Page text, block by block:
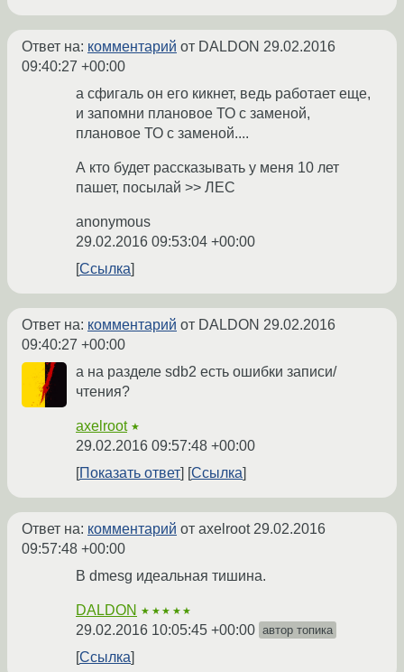
Ответ на: комментарий от DALDON 29.02.2016
09:40:27 +00:00
а сфигаль он его кикнет, ведь работает еще,
и запомни плановое ТО с заменой,
плановое ТО с заменой....
А кто будет рассказывать у меня 10 лет
пашет, посылай >> ЛЕС
anonymous
29.02.2016 09:53:04 +00:00
Ссылка
Ответ на: комментарий от DALDON 29.02.2016
09:40:27 +00:00
а на разделе sdb2 есть ошибки записи/
чтения?
axelroot ★
29.02.2016 09:57:48 +00:00
Показать ответ
Ссылка
Ответ на: комментарий от axelroot29.02.2016
09:57:48 +00:00
В dmesg идеальная тишина.
DALDON ★★★★★
29.02.2016 10:05:45 +00:00 автор топика
Ссылка